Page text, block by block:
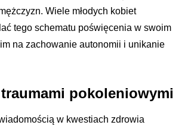
Wiele młodych kobiet
tego schematu poświęcenia w swoim
na zachowanie autonomii i unikanie
pokoleniowymi
w kwestiach zdrowia